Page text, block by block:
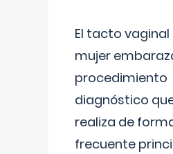
El tacto vaginal
mujer
procedimiento
diagnóstico
realiza de
frecuente